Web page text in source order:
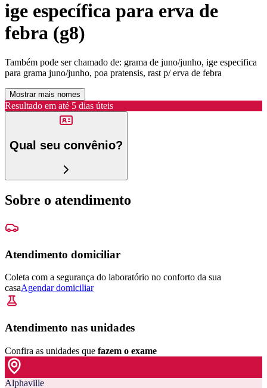
ige específica para erva de
febra (g8)
Também pode ser chamado de: grama de juno/junho, ige especifica
para grama juno/junho, poa pratensis, rast p/ erva de febra
Mostrar mais nomes
Resultado em até 5 dias úteis
Qual seu convênio?
Sobre o atendimento
Atendimento domiciliar
Coleta com a segurança do laboratório no conforto da sua
casaAgendar domiciliar
Atendimento nas unidades
Confira as unidades que fazem o exame
Alphaville